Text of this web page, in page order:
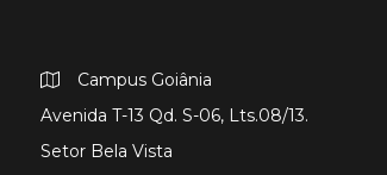
Campus Goiânia
Avenida T-13 Qd. S-06, Lts.08/13.
Setor Bela Vista